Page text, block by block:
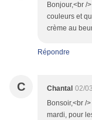
Bonjour,<br /
couleurs et
crème au
Répondre
C Chantal 02/
Bonsoir,<br /
mardi, pour